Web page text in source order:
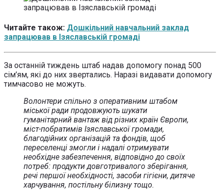
Читайте також: Дошкільний навчальний заклад
запрацював в Ізяславській громаді
За останній тиждень штаб надав допомогу понад 500
сім’ям, які до них звертались. Наразі видавати допомогу
тимчасово не можуть.
Волонтери спільно з оперативним штабом
міської ради продовжують шукати
гуманітарний вантаж від різних країн Європи,
міст-побратимів Ізяславської громади,
благодійних організацій та фондів, щоб
переселенці змогли і надалі отримувати
необхідне забезпечення, відповідно до своїх
потреб: продукти довготривалого зберігання,
речі першої необхідності, засоби гігієни, дитяче
харчування, постільну білизну тощо.